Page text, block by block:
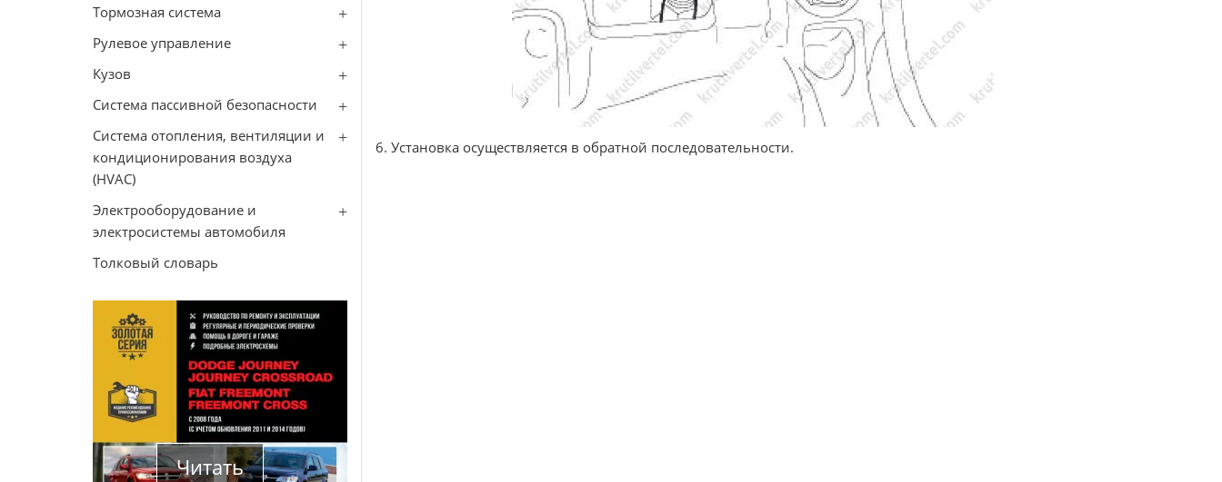
Тормозная система
Рулевое управление
Кузов
Система пассивной безопасности
Система отопления, вентиляции и
кондиционирования воздуха
(HVAC)
Электрооборудование и
электросистемы автомобиля
Толковый словарь
Читать
6. Установка осуществляется в обратной последовательности.